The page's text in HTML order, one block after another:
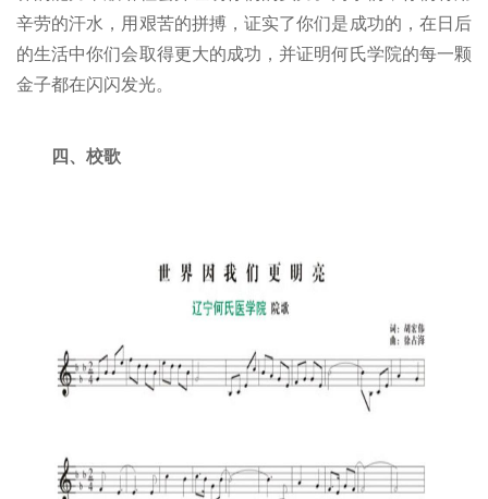
辛劳的汗水，用艰苦的拼搏，证实了你们是成功的，在日后
的生活中你们会取得更大的成功，并证明何氏学院的每一颗
金子都在闪闪发光。
四、校歌